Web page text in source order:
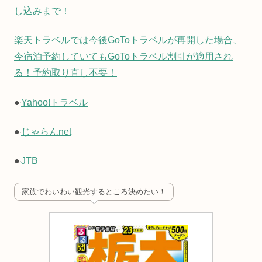
し込みまで！
楽天トラベルでは今後GoToトラベルが再開した場合、
今宿泊予約していてもGoToトラベル割引が適用され
る！予約取り直し不要！
●Yahoo!トラベル
● じゃらんnet
●JTB
家族でわいわい観光するところ決めたい！